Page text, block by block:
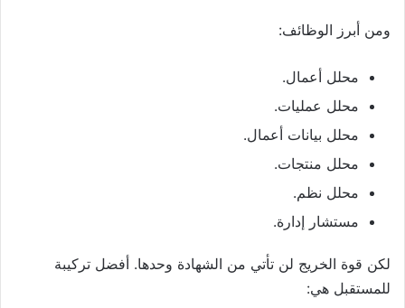
ومن أبرز الوظائف:
محلل أعمال.
محلل عمليات.
محلل بيانات أعمال.
محلل منتجات.
محلل نظم.
مستشار إدارة.
لكن قوة الخريج لن تأتي من الشهادة وحدها. أفضل تركيبة
للمستقبل هي: